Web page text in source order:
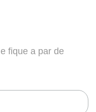
fique a par de